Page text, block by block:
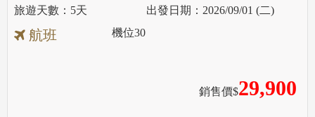
5天 2026/09/01 (二)
航班
銷售價$29,900
機位30